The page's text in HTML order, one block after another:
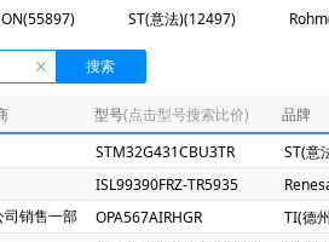
ST(意法)(12497)
TOSHIBA(东芝)(400)
Renesas(瑞萨)(162)
JST(日压)(70)
Cyntec(乾坤
Hisilicon(海思)(40)
Cachip(锦锐
Cypress(赛普拉斯)(31)
MotorComm(裕太微)(22)
型号(点击型号搜索比价)
品牌
STM32G431CBU3TR
ST(意
ISL99390FRZ-TR5935
司销售一部
OPA567AIRHGR
TI(德